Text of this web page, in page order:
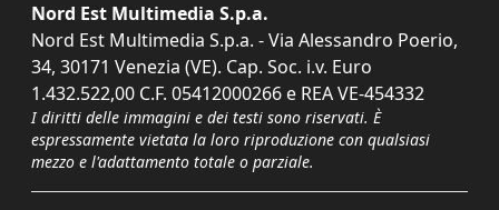
Nord Est Multimedia S.p.a.
Nord Est Multimedia S.p.a. - Via Alessandro Poerio,
34, 30171 Venezia (VE). Cap. Soc. i.v. Euro
1.432.522,00 C.F. 05412000266 e REA VE-454332
I diritti delle immagini e dei testi sono riservati. È
espressamente vietata la loro riproduzione con qualsiasi
mezzo e l'adattamento totale o parziale.